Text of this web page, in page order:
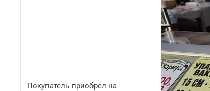
Покупатель приобрел на